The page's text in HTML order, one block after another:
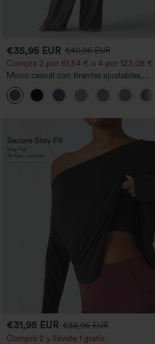
€35,95 EUR €40,95 EUR
Compra 2 por 61,54 € o 4 por 123,08 €.
Mono casual con tirantes ajustables,
fruncidos, pierna ancha, tejido jaspeado
y bolsillos - Easy Peezy
€31,95 EUR €35,95 EUR
Compra 2 y llévate 1 gratis